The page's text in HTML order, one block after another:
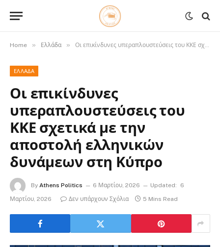
Home » Ελλάδα » Οι επικίνδυνες υπεραπλουστεύσεις του ΚΚΕ σχετικά με την αποστολή ελληνικών δυνάμεων στη Κύπρο
ΕΛΛΆΔΑ
Οι επικίνδυνες
υπεραπλουστεύσεις του
ΚΚΕ σχετικά με την
αποστολή ελληνικών
δυνάμεων στη Κύπρο
By Athens Politics 6 Μαρτίου, 2026 Updated:
6
Μαρτίου, 2026
Δεν υπάρχουν Σχόλια 5 Mins Read